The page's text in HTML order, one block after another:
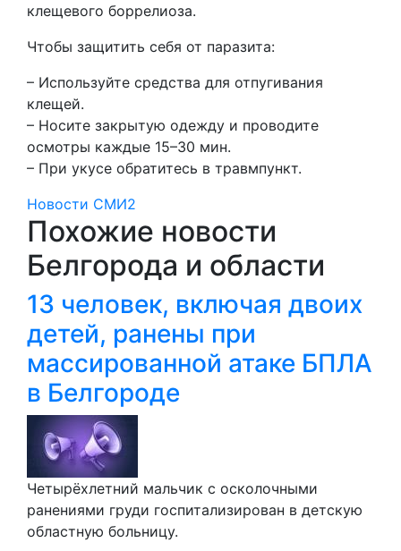
клещевого боррелиоза.
Чтобы защитить себя от паразита:
– Используйте средства для отпугивания
клещей.
– Носите закрытую одежду и проводите
осмотры каждые 15–30 мин.
– При укусе обратитесь в травмпункт.
Новости СМИ2
Похожие новости
Белгорода и области
13 человек, включая двоих
детей, ранены при
массированной атаке БПЛА
в Белгороде
Четырёхлетний мальчик с осколочными
ранениями груди госпитализирован в детскую
областную больницу.